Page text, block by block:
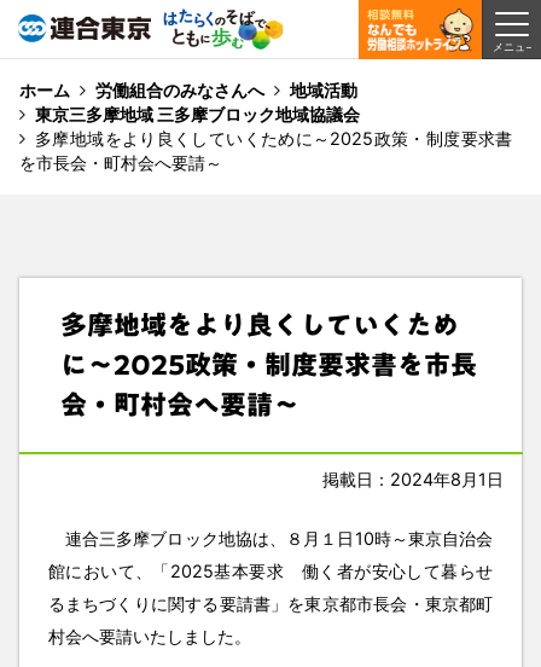
ホーム 労働組合のみなさんへ
地域活動
東京三多摩地域 三多摩ブロック地域協議会
多摩地域をより良くしていくために～2025政策・制度要求書
を市長会・町村会へ要請～
多摩地域をより良くしていくため
に～2025政策・制度要求書を市長
会・町村会へ要請～
掲載日：2024年8月1日
連合三多摩ブロック地協は、８月１日10時～東京自治会
館において、「2025基本要求 働く者が安心して暮らせ
るまちづくりに関する要請書」を東京都市長会・東京都町
村会へ要請いたしました。